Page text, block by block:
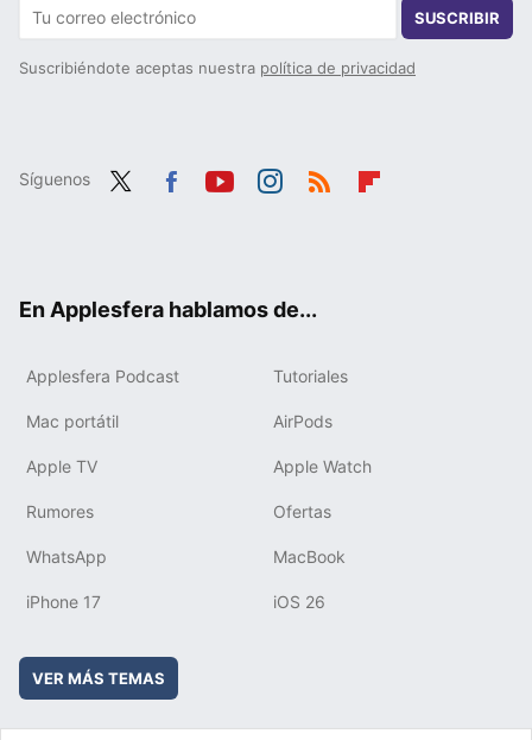
SUSCRIBIR
Suscribiéndote aceptas nuestra política de privacidad
Síguenos
En Applesfera hablamos de...
Applesfera Podcast Tutoriales
Mac portátil AirPods
Apple TV Apple Watch
Rumores Ofertas
WhatsApp MacBook
iPhone 17 iOS 26
VER MÁS TEMAS